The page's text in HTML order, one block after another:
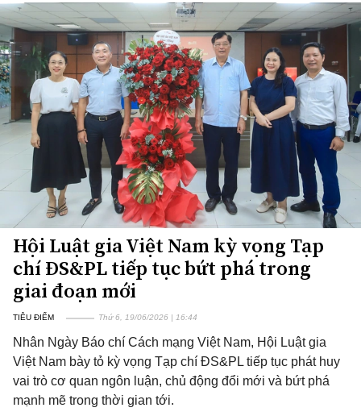
Hội Luật gia Việt Nam kỳ vọng Tạp
chí ĐS&PL tiếp tục bứt phá trong
giai đoạn mới
TIÊU ĐIỂM Thứ 6, 19/06/2026 | 16:44
Nhân Ngày Báo chí Cách mạng Việt Nam, Hội Luật gia
Việt Nam bày tỏ kỳ vọng Tạp chí ĐS&PL tiếp tục phát huy
vai trò cơ quan ngôn luận, chủ động đổi mới và bứt phá
mạnh mẽ trong thời gian tới.